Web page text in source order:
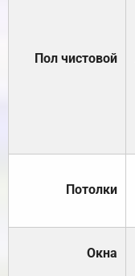
Пол чистовой
Потолки
Окна